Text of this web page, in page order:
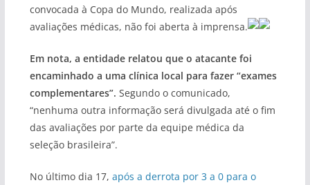
convocada à Copa do Mundo, realizada após
avaliações médicas, não foi aberta à imprensa.
Em nota, a entidade relatou que o atacante foi
encaminhado a uma clínica local para fazer “exames
complementares”. Segundo o comunicado,
“nenhuma outra informação será divulgada até o fim
das avaliações por parte da equipe médica da
seleção brasileira”.
No último dia 17, após a derrota por 3 a 0 para o